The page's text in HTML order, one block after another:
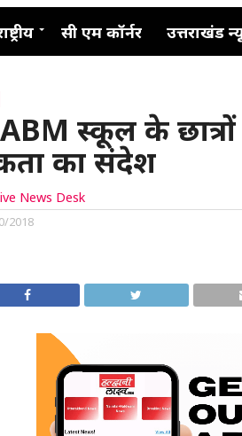
सी एम कॉर्नर उत्तराखंड
स्कूल के
का संदेश
News Desk
2018